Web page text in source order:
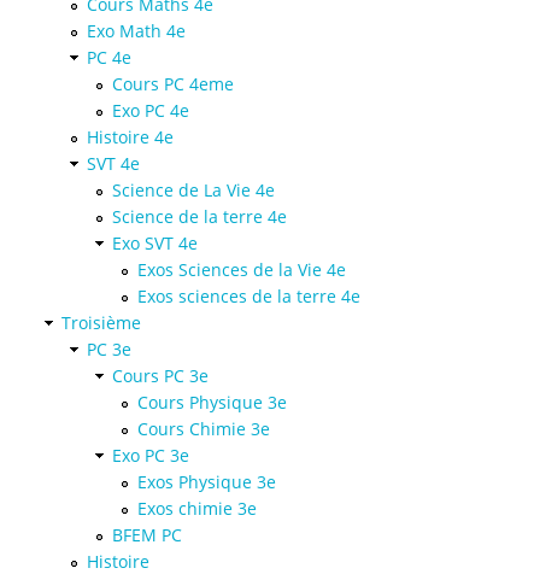
Exo Math 4e
PC 4e
Cours PC 4eme
Exo PC 4e
Histoire 4e
SVT 4e
Science de La Vie 4e
Science de la terre 4e
Exo SVT 4e
Exos Sciences de la Vie 4e
Exos sciences de la terre 4e
Troisième
PC 3e
Cours PC 3e
Cours Physique 3e
Cours Chimie 3e
Exo PC 3e
Exos Physique 3e
Exos chimie 3e
BFEM PC
Histoire